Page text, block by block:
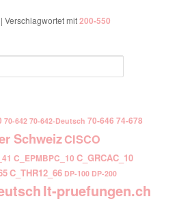
|Verschlagwortet mit200-550
70-642 70-642-Deutsch 70-646 74-678
SchweizCISCO
C_EPMBPC_10 C_GRCAC_10
C_THR12_66 DP-100 DP-200
It-pruefungen.ch